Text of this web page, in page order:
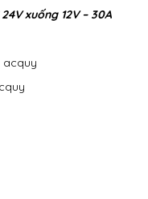
xuống 12V – 30A
acquy